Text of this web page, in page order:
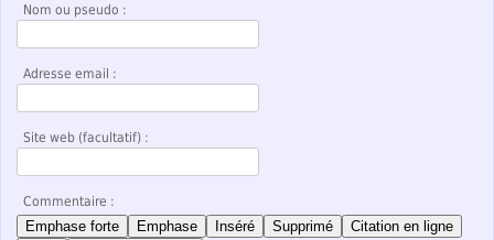
Nom ou pseudo :
Adresse email :
Site web (facultatif) :
Commentaire :
Emphase forte Emphase Inséré Supprimé
Citation en ligne